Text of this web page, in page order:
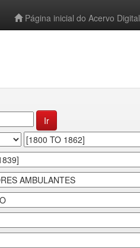
Página inicial do Acervo Digital